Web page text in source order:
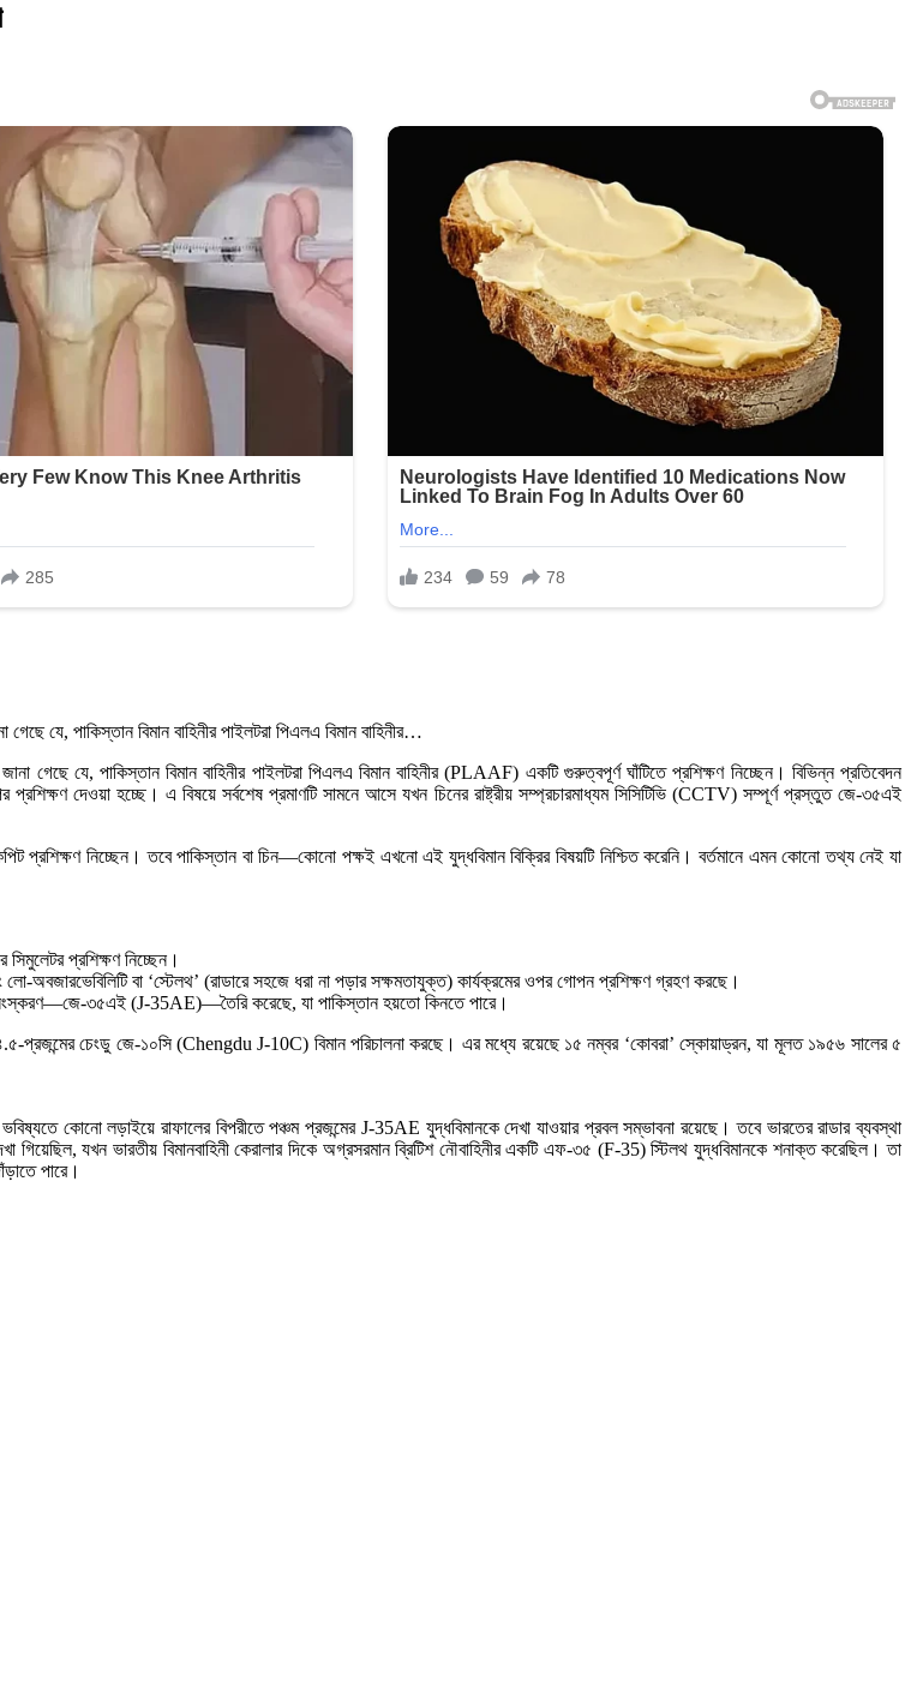
পাকিস্তান বিমান বাহিনীর পাইলটরা পিএলএ বিমান বাহিনীর…
যে, পাকিস্তান বিমান বাহিনীর পাইলটরা পিএলএ বিমান বাহিনীর (PLAAF) একটি গুরুত্বপূর্ণ ঘাঁটিতে প্রশিক্ষণ নিচ্ছেন। বিভিন্ন প্রতিবেদন
দেওয়া হচ্ছে। এ বিষয়ে সর্বশেষ প্রমাণটি সামনে আসে যখন চিনের রাষ্ট্রীয় সম্প্রচারমাধ্যম সিসিটিভি (CCTV) সম্পূর্ণ প্রস্তুত জে-৩৫এই
প্রশিক্ষণ নিচ্ছেন। তবে পাকিস্তান বা চিন—কোনো পক্ষই এখনো এই যুদ্ধবিমান বিক্রির বিষয়টি নিশ্চিত করেনি। বর্তমানে এমন কোনো তথ্য নেই যা
প্রশিক্ষণ নিচ্ছেন।
অবজারভেবিলিটি বা ‘স্টেলথ’ (রাডারে সহজে ধরা না পড়ার সক্ষমতাযুক্ত) কার্যক্রমের ওপর গোপন প্রশিক্ষণ গ্রহণ করছে।
সংস্করণ—জে-৩৫এই (J-35AE)—তৈরি করেছে, যা পাকিস্তান হয়তো কিনতে পারে।
৪.৫-প্রজন্মের চেংডু জে-১০সি (Chengdu J-10C) বিমান পরিচালনা করছে। এর মধ্যে রয়েছে ১৫ নম্বর ‘কোবরা’ স্কোয়াড্রন, যা মূলত ১৯৫৬ সালের ৫
কোনো লড়াইয়ে রাফালের বিপরীতে পঞ্চম প্রজন্মের J-35AE যুদ্ধবিমানকে দেখা যাওয়ার প্রবল সম্ভাবনা রয়েছে। তবে ভারতের রাডার ব্যবস্থা
যখন ভারতীয় বিমানবাহিনী কেরালার দিকে অগ্রসরমান ব্রিটিশ নৌবাহিনীর একটি এফ-৩৫ (F-35) স্টিলথ যুদ্ধবিমানকে শনাক্ত করেছিল। তা
পারে।